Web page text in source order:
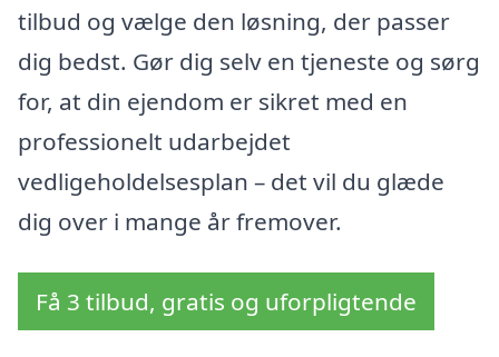
tilbud og vælge den løsning, der passer
dig bedst. Gør dig selv en tjeneste og sørg
for, at din ejendom er sikret med en
professionelt udarbejdet
vedligeholdelsesplan – det vil du glæde
dig over i mange år fremover.
Få 3 tilbud, gratis og uforpligtende